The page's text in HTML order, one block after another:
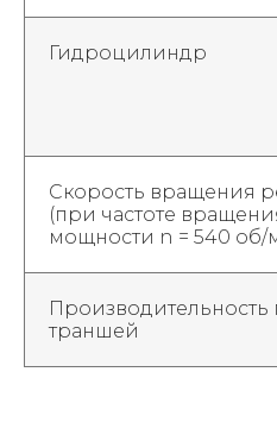
Гидроцилиндр
Скорость вращения
(при частоте
мощности n = 540 об/
Производительность
траншей